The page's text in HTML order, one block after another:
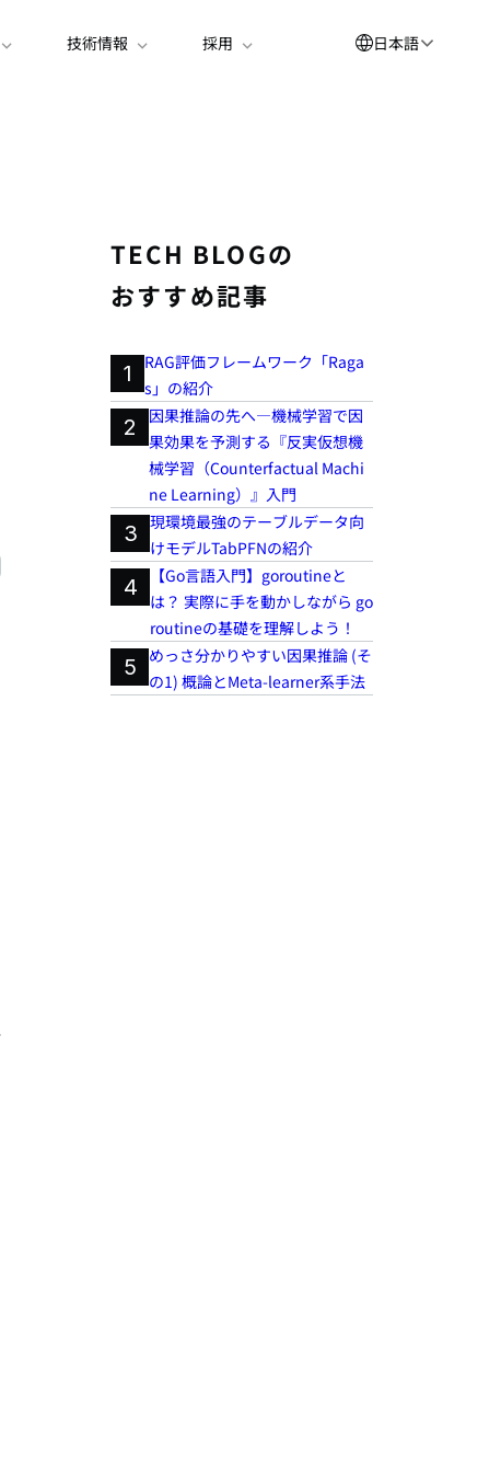
技術情報 採用 日本語
Português
TECH BLOGの
おすすめ記事
1
RAG評価フレームワーク「Raga
s」の紹介
2
因果推論の先へ―機械学習で因
果効果を予測する『反実仮想機
械学習（Counterfactual Machi
ne Learning）』入門
3 現環境最強のテーブルデータ向
けモデルTabPFNの紹介
4
【Go言語入門】goroutineと
は？ 実際に手を動かしながら go
routineの基礎を理解しよう！
5
めっさ分かりやすい因果推論 (そ
の1) 概論とMeta-learner系手法